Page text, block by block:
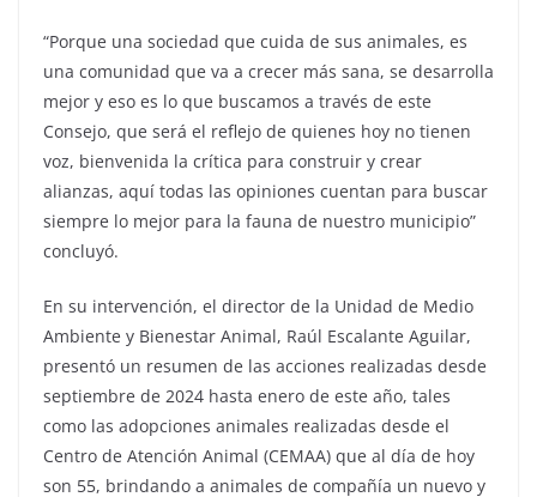
“Porque una sociedad que cuida de sus animales, es
una comunidad que va a crecer más sana, se desarrolla
mejor y eso es lo que buscamos a través de este
Consejo, que será el reflejo de quienes hoy no tienen
voz, bienvenida la crítica para construir y crear
alianzas, aquí todas las opiniones cuentan para buscar
siempre lo mejor para la fauna de nuestro municipio”
concluyó.
En su intervención, el director de la Unidad de Medio
Ambiente y Bienestar Animal, Raúl Escalante Aguilar,
presentó un resumen de las acciones realizadas desde
septiembre de 2024 hasta enero de este año, tales
como las adopciones animales realizadas desde el
Centro de Atención Animal (CEMAA) que al día de hoy
son 55, brindando a animales de compañía un nuevo y